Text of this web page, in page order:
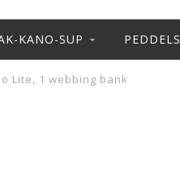
KANO-SUP PEDDELS
Lite, 1 webbing bank